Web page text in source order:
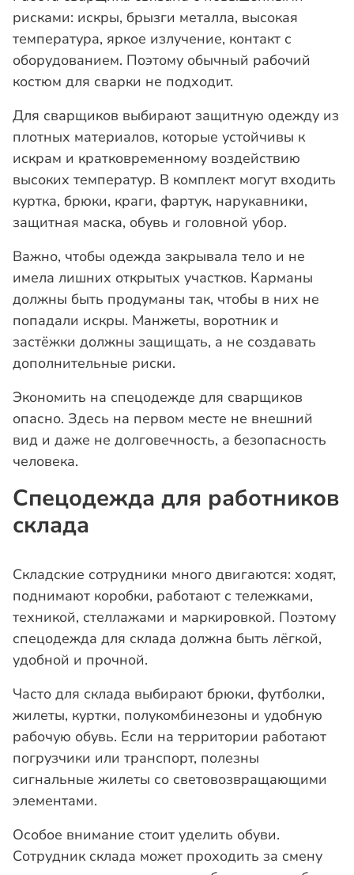
рисками: искры, брызги металла, высокая
температура, яркое излучение, контакт с
оборудованием. Поэтому обычный рабочий
костюм для сварки не подходит.
Для сварщиков выбирают защитную одежду из
плотных материалов, которые устойчивы к
искрам и кратковременному воздействию
высоких температур. В комплект могут входить
куртка, брюки, краги, фартук, нарукавники,
защитная маска, обувь и головной убор.
Важно, чтобы одежда закрывала тело и не
имела лишних открытых участков. Карманы
должны быть продуманы так, чтобы в них не
попадали искры. Манжеты, воротник и
застёжки должны защищать, а не создавать
дополнительные риски.
Экономить на спецодежде для сварщиков
опасно. Здесь на первом месте не внешний
вид и даже не долговечность, а безопасность
человека.
Спецодежда для работников
склада
Складские сотрудники много двигаются: ходят,
поднимают коробки, работают с тележками,
техникой, стеллажами и маркировкой. Поэтому
спецодежда для склада должна быть лёгкой,
удобной и прочной.
Часто для склада выбирают брюки, футболки,
жилеты, куртки, полукомбинезоны и удобную
рабочую обувь. Если на территории работают
погрузчики или транспорт, полезны
сигнальные жилеты со световозвращающими
элементами.
Особое внимание стоит уделить обуви.
Сотрудник склада может проходить за смену